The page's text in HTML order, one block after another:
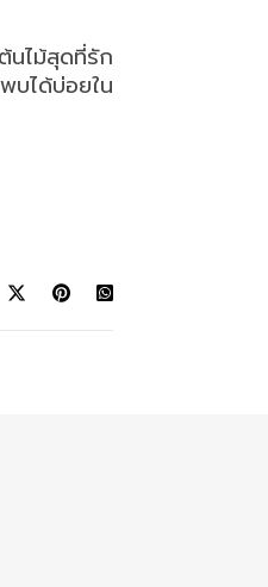
นไม้สุดที่รัก
บได้บ่อยใน